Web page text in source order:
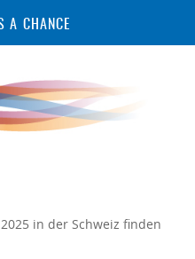
A CHANCE
in der Schweiz finden